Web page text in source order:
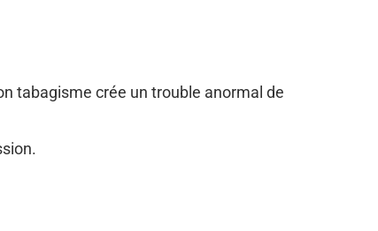
tabagisme crée un trouble anormal de